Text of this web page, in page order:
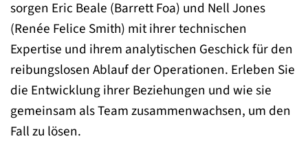
sorgen Eric Beale (Barrett Foa) und Nell Jones
(Renée Felice Smith) mit ihrer technischen
Expertise und ihrem analytischen Geschick für den
reibungslosen Ablauf der Operationen. Erleben Sie
die Entwicklung ihrer Beziehungen und wie sie
gemeinsam als Team zusammenwachsen, um den
Fall zu lösen.